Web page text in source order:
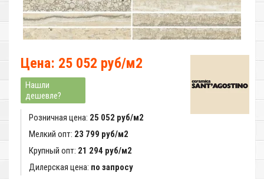
Цена: 25 052 руб/м2
Нашли
дешевле?
Розничная цена: 25 052 руб/м2
Мелкий опт: 23 799 руб/м2
Крупный опт: 21 294 руб/м2
Дилерская цена: по запросу